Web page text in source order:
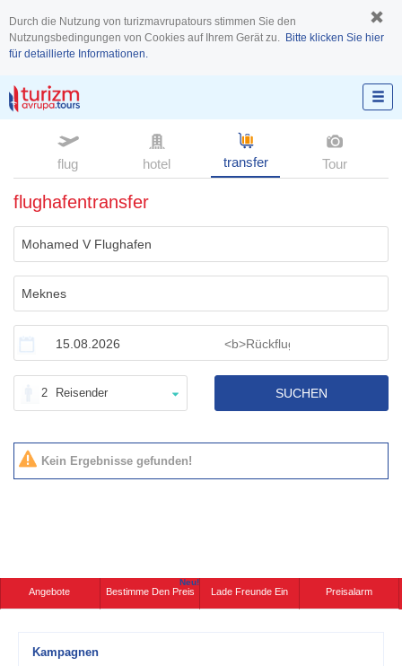
Durch die Nutzung von turizmavrupatours stimmen Sie den
Nutzungsbedingungen von Cookies auf Ihrem Gerät zu. Bitte klicken Sie hier
für detaillierte Informationen.
flug hotel transfer Tour
flughafentransfer
2 Reisender SUCHEN
Kein Ergebnisse gefunden!
Angebote Bestimme Den Preis
Neu!
Lade Freunde Ein Preisalarm
Kampagnen